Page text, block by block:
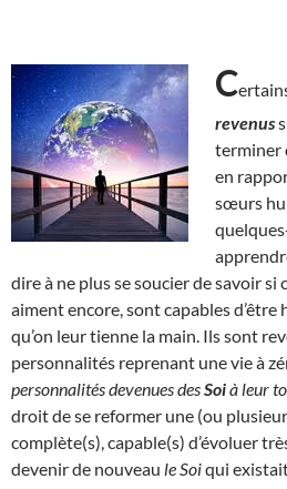
C
revenus
terminer
en
sœurs
dire à ne plus se soucier de savoir si
aiment encore, sont capables
qu’on leur tienne la main. Ils sont
personnalités reprenant une vie à
personnalités devenues desSoià leur
droit de se reformer une (ou
complète(s), capable(s) d’évoluer
devenir de nouveau le Soiqui